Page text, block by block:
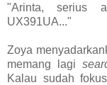
"Arinta, serius
UX391UA..."
Zoya
memang lagi
Kalau sudah